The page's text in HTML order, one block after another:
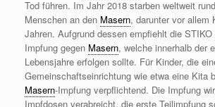
Tod führen. Im Jahr 2018 starben weltweit
Menschen an den Masern, darunter vor allem
Jahren. Aufgrund dessen empfiehlt die
Impfung gegen Masern, welche innerhalb der
Lebensjahre erfolgen sollte. Für Kinder, die
Gemeinschaftseinrichtung wie etwa eine Kita
Masern-Impfung verpflichtend. Die Impfung
Impfdosen verabreicht, die erste Teilimpfung